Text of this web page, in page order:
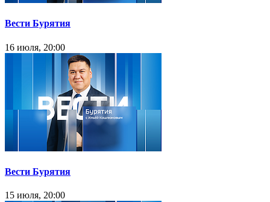
Вести Бурятия
16 июля, 20:00
Вести Бурятия
15 июля, 20:00